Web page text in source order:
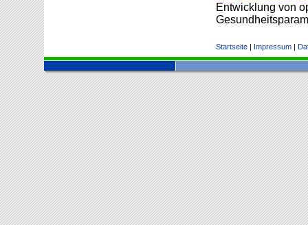
Entwicklung von
Startseite| Impressum|